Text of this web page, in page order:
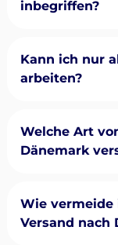
inbegriffen?
Kann ich nur
arbeiten?
Welche Art
Dänemark
Wie vermeide
Versand nach